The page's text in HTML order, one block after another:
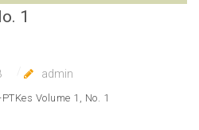
1
admin
Volume 1, No. 1